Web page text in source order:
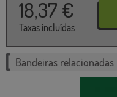
18,37 €
Taxas incluídas
Bandeiras relacionadas